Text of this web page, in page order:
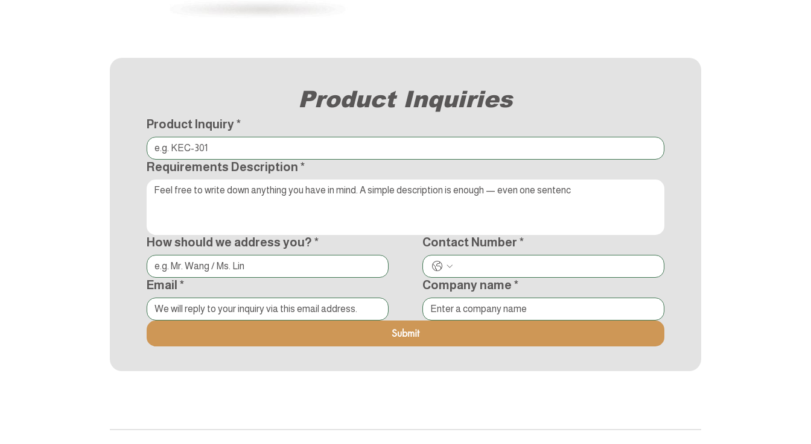
Product Inquiries
Product Inquiry*
Requirements Description *
How should we address you? * Contact Number *
Email * Company name *
Submit